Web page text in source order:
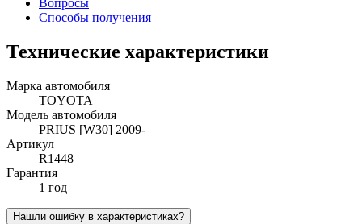
Вопросы
Способы получения
Технические характеристики
Марка автомобиля
TOYOTA
Модель автомобиля
PRIUS [W30] 2009-
Артикул
R1448
Гарантия
1 год
Нашли ошибку в характеристиках?